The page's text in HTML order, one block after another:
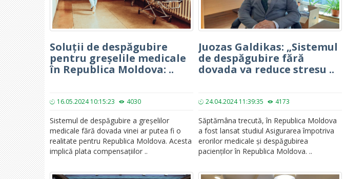
Soluții de despăgubire
pentru greșelile medicale
în Republica Moldova: ..
16.05.2024 10:15:23 4030
Sistemul de despăgubire a greșelilor
medicale fără dovada vinei ar putea fi o
realitate pentru Republica Moldova. Acesta
implică plata compensațiilor ..
Juozas Galdikas: „Sistemul
de despăgubire fără
dovada va reduce stresu ..
24.04.2024 11:39:35 4173
Săptămâna trecută, în Republica Moldova
a fost lansat studiul Asigurarea împotriva
erorilor medicale și despăgubirea
pacienților în Republica Moldova. ..